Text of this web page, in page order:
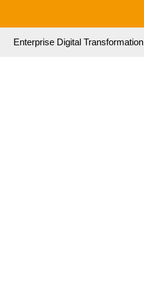
Enterprise Digital Transformation